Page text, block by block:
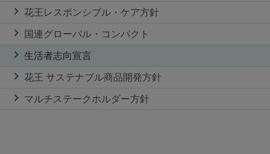
花王レスポンシブル・ケア方針
国連グローバル・コンパクト
生活者志向宣言
花王 サステナブル商品開発方針
マルチステークホルダー方針